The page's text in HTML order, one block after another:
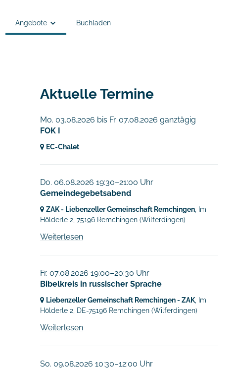
Angebote
Semesterkleingruppen
Tiefgänger
Buchladen
Aktuelle Termine
Mo. 03.08.2026 bis Fr. 07.08.2026 ganztägig
FOK I
EC-Chalet
Do. 06.08.2026 19:30–21:00 Uhr
Gemeindegebetsabend
ZAK - Liebenzeller Gemeinschaft Remchingen , Im
Hölderle 2, 75196 Remchingen (Wilferdingen)
Weiterlesen
Fr. 07.08.2026 19:00–20:30 Uhr
Bibelkreis in russischer Sprache
Liebenzeller Gemeinschaft Remchingen - ZAK , Im
Hölderle 2, DE-75196 Remchingen (Wilferdingen)
Weiterlesen
So. 09.08.2026 10:30–12:00 Uhr